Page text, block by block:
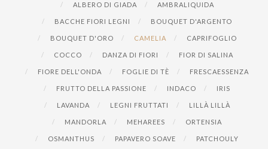
ALBERO DI GIADA AMBRALIQUIDA
BACCHE FIORI LEGNI BOUQUET D'ARGENTO
BOUQUET D'ORO CAMELIA CAPRIFOGLIO
COCCO DANZA DI FIORI FIOR DI SALINA
FIORE DELL'ONDA FOGLIE DI TÈ FRESCAESSENZA
FRUTTO DELLA PASSIONE INDACO IRIS
LAVANDA LEGNI FRUTTATI LILLÀ LILLÀ
MANDORLA MEHAREES ORTENSIA
OSMANTHUS PAPAVERO SOAVE PATCHOULY